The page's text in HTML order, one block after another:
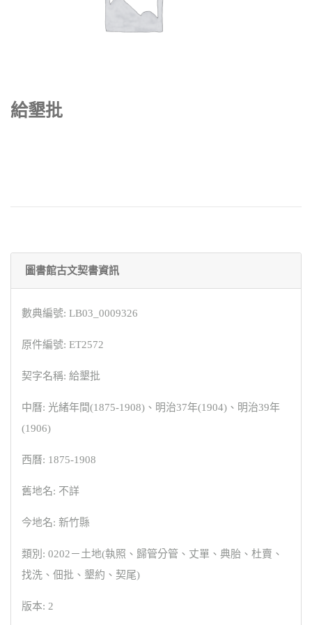
給墾批
圖書館古文契書資訊
數典編號: LB03_0009326
原件編號: ET2572
契字名稱: 給墾批
中曆: 光緒年間(1875-1908)、明治37年(1904)、明治39年
(1906)
西曆: 1875-1908
舊地名: 不詳
今地名: 新竹縣
類別: 0202－土地(執照、歸管分管、丈單、典胎、杜賣、
找洗、佃批、墾約、契尾)
版本: 2